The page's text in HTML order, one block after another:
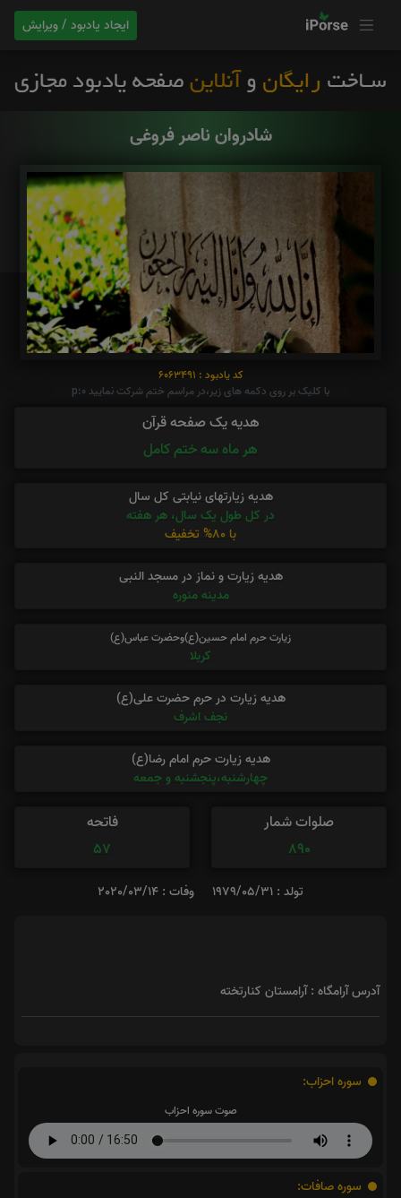
ایجاد یادبود / ویرایش
شادروان ناصر فروغی
کد یادبود : 6063491
با کلیک بر روی دکمه های زیر،در مراسم ختم شرکت نمایید p:0
هدیه یک صفحه قرآن
هر ماه سه ختم کامل
هدیه زیارتهای نیابتی کل سال
در کل طول یک سال، هر هفته
با 80% تخفیف
هدیه زیارت و نماز در مسجد النبی
مدینه منوره
زیارت حرم امام حسین(ع)وحضرت عباس(ع)
کربلا
هدیه زیارت در حرم حضرت علی(ع)
نجف اشرف
هدیه زیارت حرم امام رضا(ع)
چهارشنبه،پنجشنبه و جمعه
صلوات شمار
890
فاتحه
57
تولد : 1979/05/31 وفات : 2020/03/14
آدرس آرامگاه : آرامستان کنارتخته
سوره احزاب:
صوت سوره احزاب
سوره صافات: